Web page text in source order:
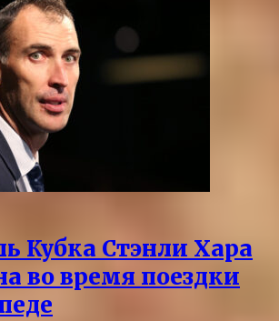
Кубка Стэнли Хара
во время поездки